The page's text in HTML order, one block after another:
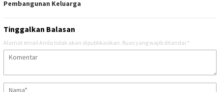
Pembangunan Keluarga
Tinggalkan Balasan
Alamat email Anda tidak akan dipublikasikan. Ruas yang wajib ditandai *